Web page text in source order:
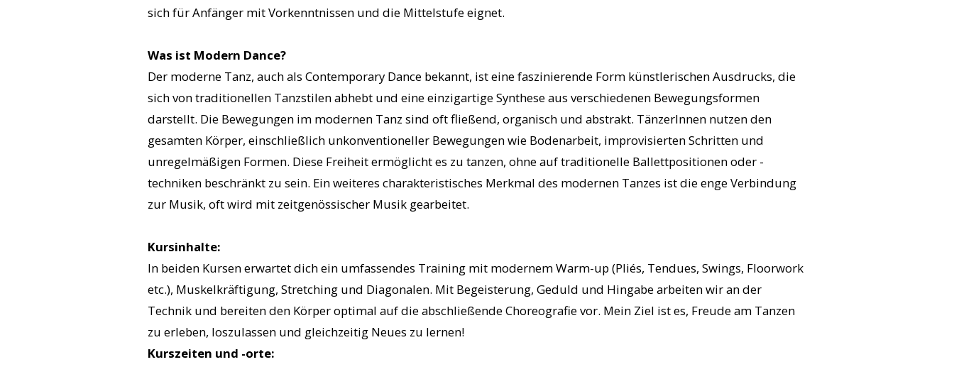
sich für Anfänger mit Vorkenntnissen und die Mittelstufe eignet.
Was ist Modern Dance?
Der moderne Tanz, auch als Contemporary Dance bekannt, ist eine faszinierende Form künstlerischen Ausdrucks, die
sich von traditionellen Tanzstilen abhebt und eine einzigartige Synthese aus verschiedenen Bewegungsformen
darstellt. Die Bewegungen im modernen Tanz sind oft fließend, organisch und abstrakt. TänzerInnen nutzen den
gesamten Körper, einschließlich unkonventioneller Bewegungen wie Bodenarbeit, improvisierten Schritten und
unregelmäßigen Formen. Diese Freiheit ermöglicht es zu tanzen, ohne auf traditionelle Ballettpositionen oder -
techniken beschränkt zu sein. Ein weiteres charakteristisches Merkmal des modernen Tanzes ist die enge Verbindung
zur Musik, oft wird mit zeitgenössischer Musik gearbeitet.
Kursinhalte:
In beiden Kursen erwartet dich ein umfassendes Training mit modernem Warm-up (Pliés, Tendues, Swings, Floorwork
etc.), Muskelkräftigung, Stretching und Diagonalen. Mit Begeisterung, Geduld und Hingabe arbeiten wir an der
Technik und bereiten den Körper optimal auf die abschließende Choreografie vor. Mein Ziel ist es, Freude am Tanzen
zu erleben, loszulassen und gleichzeitig Neues zu lernen!
Kurszeiten und -orte: